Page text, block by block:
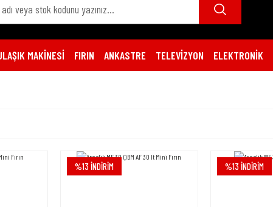
MAKİNESİ FIRIN ANKASTRE TELEVİZYON ELEKTRONİK
%13 İNDİRİM %13 İNDİRİM